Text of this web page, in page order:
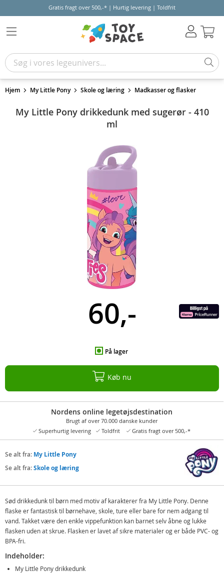
Gratis fragt over 500,-* | Hurtig levering | Toldfrit
Hjem My Little Pony Skole og læring Madkasser og flasker
My Little Pony drikkedunk med sugerør - 410
ml
60,-
På lager
Køb nu
Nordens online legetøjsdestination
Brugt af over 70.000 danske kunder
Superhurtig levering
Toldfrit Gratis fragt over 500,-*
Se alt fra: My Little Pony
Se alt fra:Skole og læring
Sød drikkedunk til børn med motiv af karakterer fra My Little Pony. Denne
flaske er fantastisk til børnehave, skole, ture eller bare for nem adgang til
vand. Takket være den enkle vippefunktion kan barnet selv åbne og lukke
flasken uden at skrue. Flasken er lavet af sikre materialer og er både PVC- og
BPA-fri.
Indeholder:
My Little Pony drikkedunk